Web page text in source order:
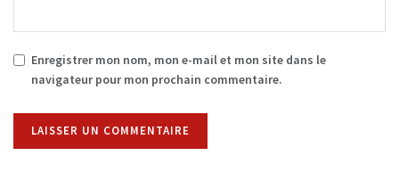
Enregistrer mon nom, mon e-mail et mon site dans le
navigateur pour mon prochain commentaire.